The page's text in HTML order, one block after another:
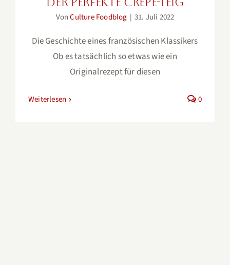
VonCulture Foodblog | 31. Juli 2022
Die Geschichte eines französischen Klassikers
Ob es tatsächlich so etwas wie ein
Originalrezept für diesen
Weiterlesen 0